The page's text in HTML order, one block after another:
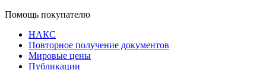
Помощь покупателю
НАКС
Повторное получение документов
Мировые цены
Публикации